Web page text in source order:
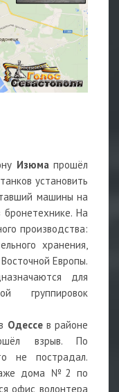
Изюма прошёл
установить
машины на
На
производства:
хранения,
Европы.
для
группировок
Одессев районе
взрыв. По
не пострадал.
дома №2 по
офис волонтера